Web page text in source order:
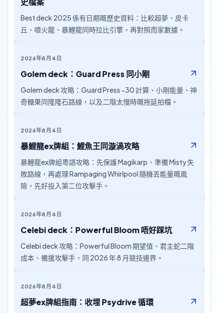
Best deck 2025 係有日期嘅歷史資料：比較超夢、皮卡
丘、噴火龍、暴鯉龍同時拉比引擎，再對照而家數據。
2026年8月4日
Golem deck：Guard Press 同小剛
Golem deck 攻略：Guard Press −30 計算、小剛能量、神
奇糖果同隆隆石路線，以及二階太慢時嘅拖延拍檔。
2026年8月4日
暴鯉龍ex牌組：鯉魚王同漩渦攻略
暴鯉龍ex牌組粵語攻略：先保護 Magikarp、準備 Misty 失
敗路線，再處理 Rampaging Whirlpool 隨機丟能量嘅風
險，先好投入第二位攻擊手。
2026年8月4日
Celebi deck：Powerful Bloom 唔好踩坑
Celebi deck 攻略：Powerful Bloom 期望值、君主蛇二階
成本、備援攻擊手，同 2026 年 8 月競技邊界。
2026年8月4日
超夢ex牌組指南：收埋 Psydrive 循環